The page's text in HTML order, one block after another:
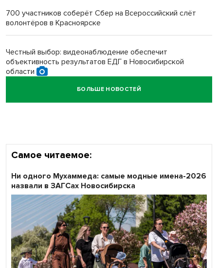
Обновлённое отделение ВТБ открылось в Искитиме
700 участников соберёт Сбер на Всероссийский слёт
волонтёров в Красноярске
Честный выбор: видеонаблюдение обеспечит
объективность результатов ЕДГ в Новосибирской
области
Кибертанки пошли в бой: «Ростелеком» объявляет
БОЛЬШЕ НОВОСТЕЙ
Самое читаемое:
Ни одного Мухаммеда: самые модные имена-2026
назвали в ЗАГСах Новосибирска